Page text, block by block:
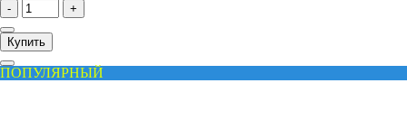
- +
Купить
ПОПУЛЯРНЫЙ